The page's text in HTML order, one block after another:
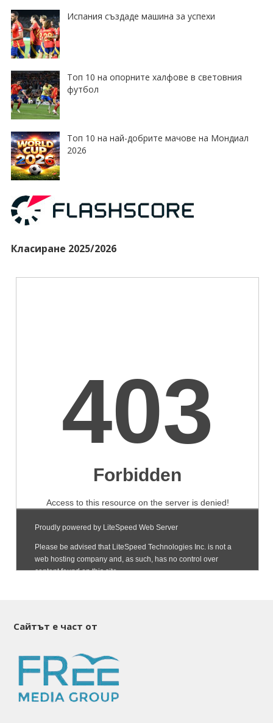
Испания създаде машина за успехи
Топ 10 на опорните халфове в световния
футбол
Топ 10 на най-добрите мачове на Мондиал
2026
Класиране 2025/2026
Сайтът е част от